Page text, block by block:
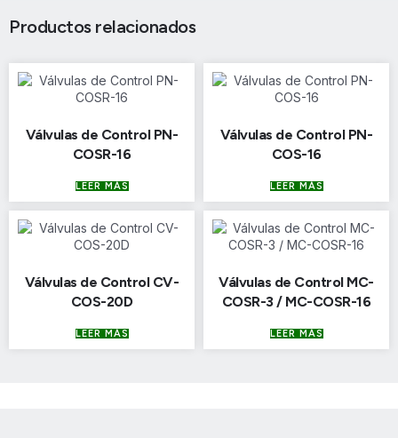
Productos relacionados
Válvulas de Control PN-
COSR-16
LEER MÁS
Válvulas de Control PN-
COS-16
LEER MÁS
Válvulas de Control CV-
COS-20D
LEER MÁS
Válvulas de Control MC-
COSR-3 / MC-COSR-16
LEER MÁS